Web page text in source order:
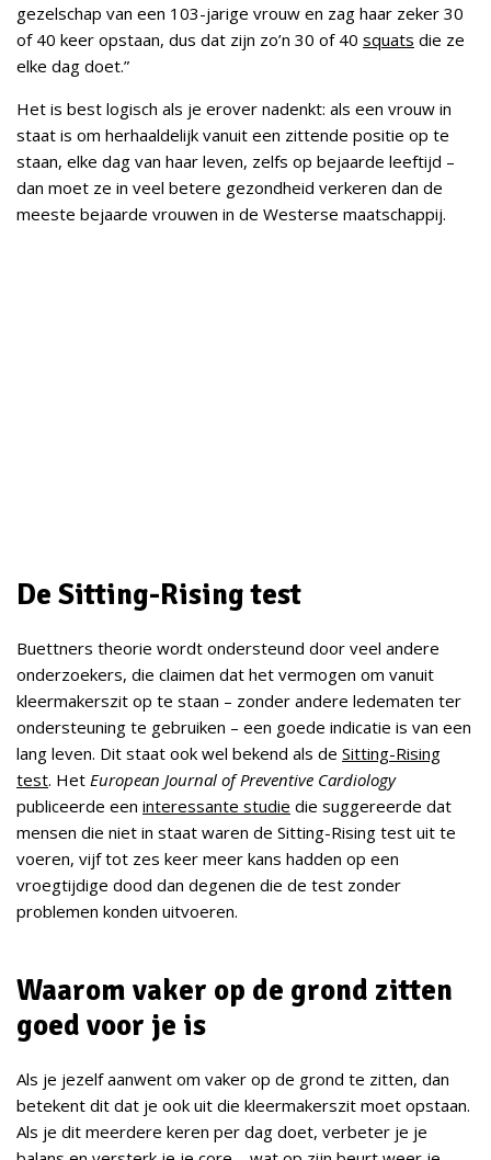
gezelschap van een 103-jarige vrouw en zag haar zeker 30
of 40 keer opstaan, dus dat zijn zo’n 30 of 40 squats die ze
elke dag doet.”
Het is best logisch als je erover nadenkt: als een vrouw in
staat is om herhaaldelijk vanuit een zittende positie op te
staan, elke dag van haar leven, zelfs op bejaarde leeftijd –
dan moet ze in veel betere gezondheid verkeren dan de
meeste bejaarde vrouwen in de Westerse maatschappij.
De Sitting-Rising test
Buettners theorie wordt ondersteund door veel andere
onderzoekers, die claimen dat het vermogen om vanuit
kleermakerszit op te staan – zonder andere ledematen ter
ondersteuning te gebruiken – een goede indicatie is van een
lang leven. Dit staat ook wel bekend als de Sitting-Rising
test. Het European Journal of Preventive Cardiology
publiceerde een interessante studie die suggereerde dat
mensen die niet in staat waren de Sitting-Rising test uit te
voeren, vijf tot zes keer meer kans hadden op een
vroegtijdige dood dan degenen die de test zonder
problemen konden uitvoeren.
Waarom vaker op de grond zitten
goed voor je is
Als je jezelf aanwent om vaker op de grond te zitten, dan
betekent dit dat je ook uit die kleermakerszit moet opstaan.
Als je dit meerdere keren per dag doet, verbeter je je